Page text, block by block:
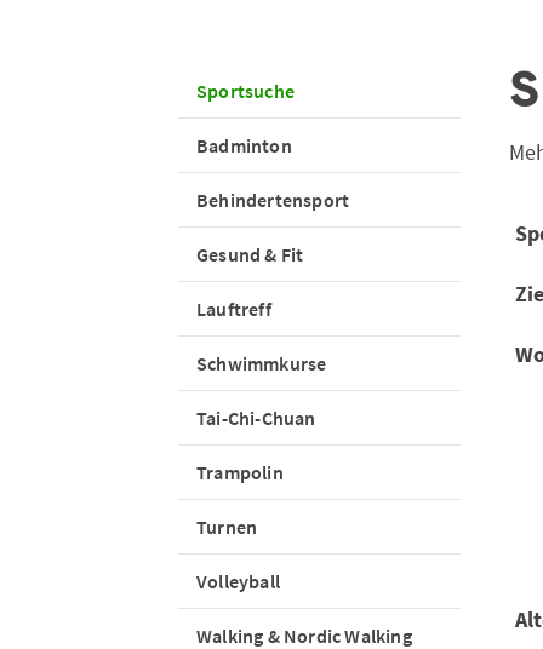
Sportsuche
Badminton
Behindertensport
Gesund & Fit
Lauftreff
Schwimmkurse
Tai-Chi-Chuan
Trampolin
Turnen
Volleyball
Walking & Nordic Walking